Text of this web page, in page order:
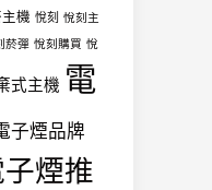
機 悅刻 悅刻主
菸彈 悅刻購買 悅
式主機 電
子煙品牌
子煙推